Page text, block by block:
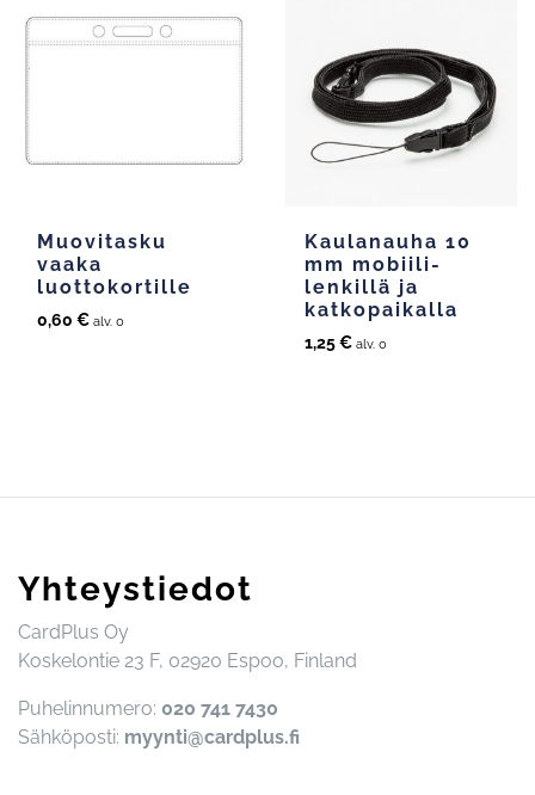
Muovitasku
vaaka
luottokortille
0,60 € alv. 0
Kaulanauha 10
mm mobiili-
lenkillä ja
katkopaikalla
1,25€ alv. 0
Yhteystiedot
CardPlus Oy
Koskelontie 23 F, 02920 Espoo, Finland
Puhelinnumero: 020 741 7430
Sähköposti: myynti@cardplus.fi